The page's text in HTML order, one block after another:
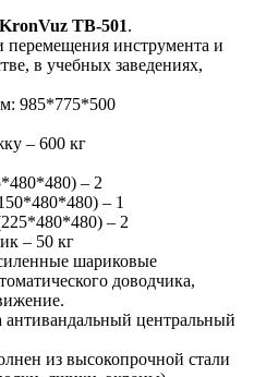
TB-501.
перемещения инструмента и
в учебных заведениях,
985*775*500
– 600 кг
– 2
– 1
– 2
– 50 кг
шариковые
доводчика,
центральный
из высокопрочной стали